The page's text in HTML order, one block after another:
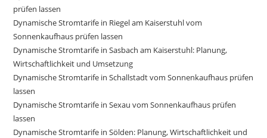
prüfen lassen
Dynamische Stromtarife in Riegel am Kaiserstuhl vom
Sonnenkaufhaus prüfen lassen
Dynamische Stromtarife in Sasbach am Kaiserstuhl: Planung,
Wirtschaftlichkeit und Umsetzung
Dynamische Stromtarife in Schallstadt vom Sonnenkaufhaus prüfen
lassen
Dynamische Stromtarife in Sexau vom Sonnenkaufhaus prüfen
lassen
Dynamische Stromtarife in Sölden: Planung, Wirtschaftlichkeit und